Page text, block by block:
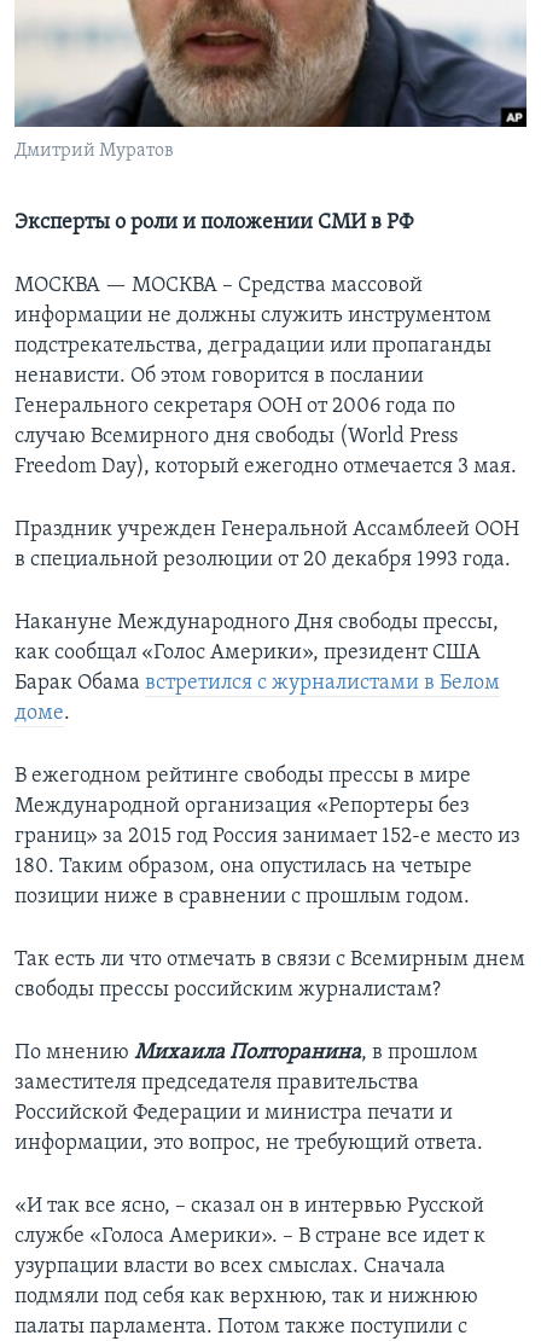
Learning English
СОЦИАЛЬНЫЕ СЕТИ
Языки
Дмитрий Муратов
Эксперты о роли и положении СМИ в РФ
МОСКВА — МОСКВА – Средства массовой
информации не должны служить инструментом
подстрекательства, деградации или пропаганды
ненависти. Об этом говорится в послании
Генерального секретаря ООН от 2006 года по
случаю Всемирного дня свободы (World Press
Freedom Day), который ежегодно отмечается 3 мая.
Праздник учрежден Генеральной Ассамблеей ООН
в специальной резолюции от 20 декабря 1993 года.
Накануне Международного Дня свободы прессы,
как сообщал «Голос Америки», президент США
Барак Обама встретился с журналистами в Белом
доме.
В ежегодном рейтинге свободы прессы в мире
Международной организация «Репортеры без
границ» за 2015 год Россия занимает 152-е место из
180. Таким образом, она опустилась на четыре
позиции ниже в сравнении с прошлым годом.
Так есть ли что отмечать в связи с Всемирным днем
свободы прессы российским журналистам?
По мнению Михаила Полторанина, в прошлом
заместителя председателя правительства
Российской Федерации и министра печати и
информации, это вопрос, не требующий ответа.
«И так все ясно, – сказал он в интервью Русской
службе «Голоса Америки». – В стране все идет к
узурпации власти во всех смыслах. Сначала
подмяли под себя как верхнюю, так и нижнюю
палаты парламента. Потом также поступили с